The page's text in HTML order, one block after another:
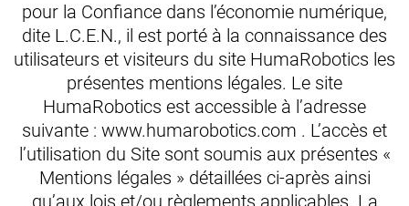
pour la Confiance dans l’économie numérique,
dite L.C.E.N., il est porté à la connaissance des
utilisateurs et visiteurs du site HumaRobotics les
présentes mentions légales. Le site
HumaRobotics est accessible à l’adresse
suivante : www.humarobotics.com . L’accès et
l’utilisation du Site sont soumis aux présentes «
Mentions légales » détaillées ci-après ainsi
qu’aux lois et/ou règlements applicables. La